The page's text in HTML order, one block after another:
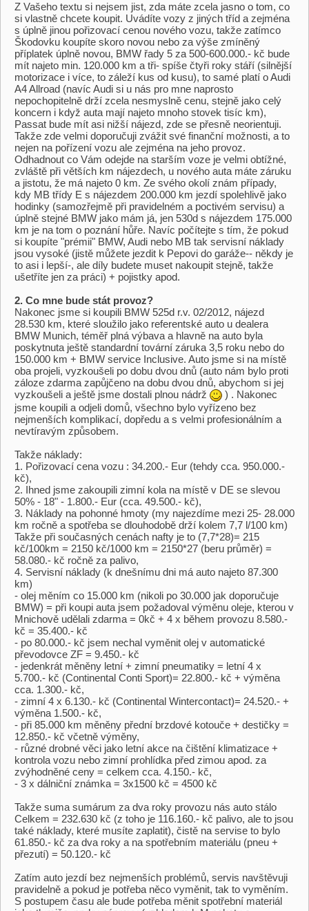
Z Vašeho textu si nejsem jist, zda máte zcela jasno o tom, co
si vlastně chcete koupit. Uvádíte vozy z jiných tříd a zejména
s úplně jinou pořizovací cenou nového vozu, takže zatímco
Škodovku koupíte skoro novou nebo za výše zmíněný
příplatek úplně novou, BMW řady 5 za 500-600.000.- kč bude
mít najeto min. 120.000 km a tři- spíše čtyři roky stáří (silnější
motorizace i více, to záleží kus od kusu), to samé platí o Audi
A4 Allroad (navíc Audi si u nás pro mne naprosto
nepochopitelně drží zcela nesmyslně cenu, stejně jako celý
koncern i když auta mají najeto mnoho stovek tisíc km),
Passat bude mít asi nižší nájezd, zde se přesně neorientuji.
Takže zde velmi doporučuji zvážit své finanční možnosti, a to
nejen na pořízení vozu ale zejména na jeho provoz.
Odhadnout co Vám odejde na starším voze je velmi obtížné,
zvláště při větších km nájezdech, u nového auta máte záruku
a jistotu, že má najeto 0 km. Ze svého okolí znám případy,
kdy MB třídy E s nájezdem 200.000 km jezdí spolehlivě jako
hodinky (samozřejmě při pravidelném a poctivém servisu) a
úplně stejné BMW jako mám já, jen 530d s nájezdem 175.000
km je na tom o poznání hůře. Navíc počítejte s tím, že pokud
si koupíte "prémii" BMW, Audi nebo MB tak servisní náklady
jsou vysoké (jistě můžete jezdit k Pepovi do garáže-- někdy je
to asi i lepší-, ale díly budete muset nakoupit stejně, takže
ušetříte jen za práci) + pojistky apod.
2. Co mne bude stát provoz?
Nakonec jsme si koupili BMW 525d r.v. 02/2012, nájezd
28.530 km, které sloužilo jako referentské auto u dealera
BMW Munich, téměř plná výbava a hlavně na auto byla
poskytnuta ještě standardní tovární záruka 3,5 roku nebo do
150.000 km + BMW service Inclusive. Auto jsme si na místě
oba projeli, vyzkoušeli po dobu dvou dnů (auto nám bylo proti
záloze zdarma zapůjčeno na dobu dvou dnů, abychom si jej
vyzkoušeli a ještě jsme dostali plnou nádrž
) . Nakonec
jsme koupili a odjeli domů, všechno bylo vyřízeno bez
nejmenších komplikací, dopředu a s velmi profesionálním a
nevtíravým způsobem.
Takže náklady:
1. Pořizovací cena vozu : 34.200.- Eur (tehdy cca. 950.000.-
kč),
2. Ihned jsme zakoupili zimní kola na místě v DE se slevou
50% - 18" - 1.800.- Eur (cca. 49.500.- kč),
3. Náklady na pohonné hmoty (my najezdíme mezi 25- 28.000
km ročně a spotřeba se dlouhodobě drží kolem 7,7 l/100 km)
Takže při současných cenách nafty je to (7,7*28)= 215
kč/100km = 2150 kč/1000 km = 2150*27 (beru průměr) =
58.080.- kč ročně za palivo,
4. Servisní náklady (k dnešnímu dni má auto najeto 87.300
km)
- olej měním co 15.000 km (nikoli po 30.000 jak doporučuje
BMW) = při koupi auta jsem požadoval výměnu oleje, kterou v
Mnichově udělali zdarma = 0kč + 4 x během provozu 8.580.-
kč = 35.400.- kč
- po 80.000.- kč jsem nechal vyměnit olej v automatické
převodovce ZF = 9.450.- kč
- jedenkrát měněny letní + zimní pneumatiky = letní 4 x
5.700.- kč (Continental Conti Sport)= 22.800.- kč + výměna
cca. 1.300.- kč,
- zimní 4 x 6.130.- kč (Continental Wintercontact)= 24.520.- +
výměna 1.500.- kč,
- při 85.000 km měněny přední brzdové kotouče + destičky =
12.850.- kč včetně výměny,
- různé drobné věci jako letní akce na čištění klimatizace +
kontrola vozu nebo zimní prohlídka před zimou apod. za
zvýhodněné ceny = celkem cca. 4.150.- kč,
- 3 x dálniční známka = 3x1500 kč = 4500 kč
Takže suma sumárum za dva roky provozu nás auto stálo
Celkem = 232.630 kč (z toho je 116.160.- kč palivo, ale to jsou
také náklady, které musíte zaplatit), čistě na servise to bylo
61.850.- kč za dva roky a na spotřebním materiálu (pneu +
přezutí) = 50.120.- kč
Zatím auto jezdí bez nejmenších problémů, servis navštěvuji
pravidelně a pokud je potřeba něco vyměnit, tak to vyměním.
S postupem času ale bude potřeba měnit spotřební materiál